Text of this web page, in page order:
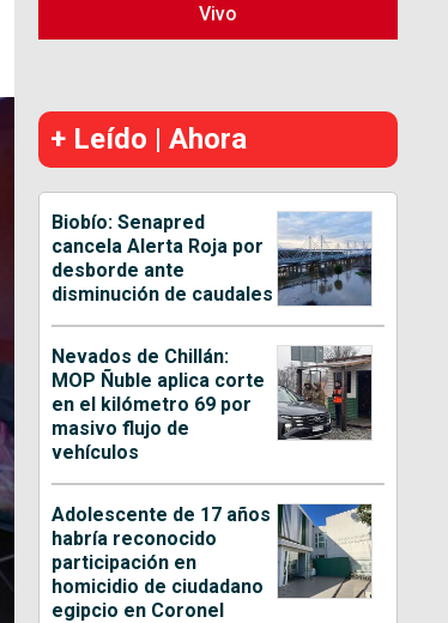
Vivo
+ Leído | Ahora
Biobío: Senapred
cancela Alerta Roja por
desborde ante
disminución de caudales
Nevados de Chillán:
MOP Ñuble aplica corte
en el kilómetro 69 por
masivo flujo de
vehículos
Adolescente de 17 años
habría reconocido
participación en
homicidio de ciudadano
egipcio en Coronel